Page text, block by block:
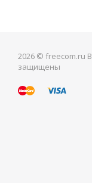
2026 © freecom.ru
защищены